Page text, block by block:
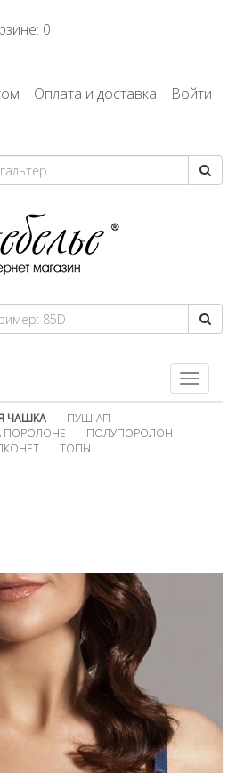
0
Оплата и доставка Войти
Toggle
navigation
ЧАШКА
ПУШ-АП
ПОРОЛОНЕ
ПОЛУПОРОЛОН
ТОПЫ